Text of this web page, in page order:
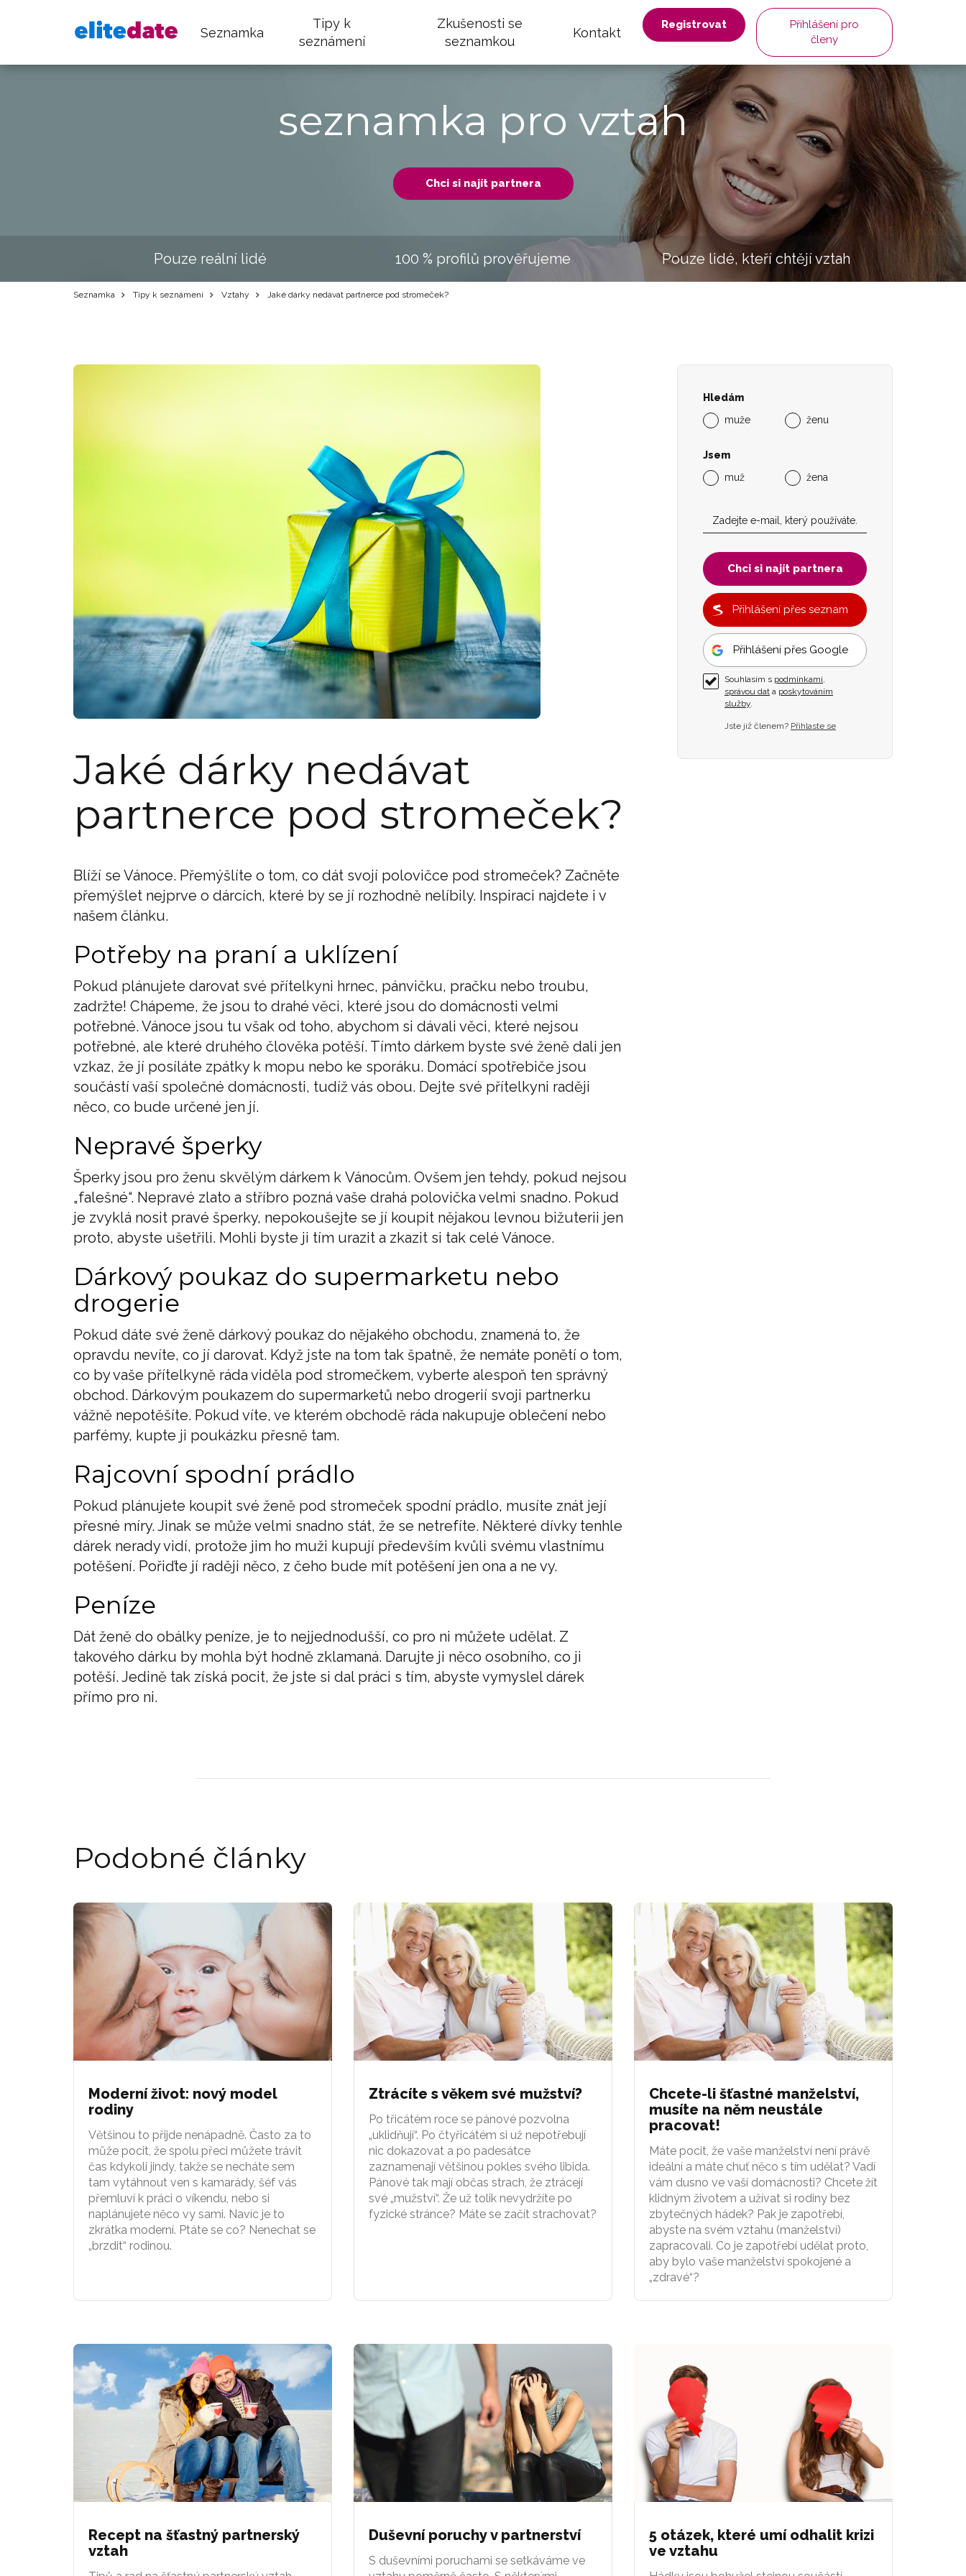
Seznamka
Tipy k
seznámení
Zkušenosti se
seznamkou
Kontakt
Registrovat
Přihlášení pro
členy
seznamka pro vztah
Chci si najít partnera
Pouze reální lidé 100 % profilů prověřujeme Pouze lidé, kteří chtějí vztah
Seznamka Tipy k seznámení Vztahy Jaké dárky nedávat partnerce pod stromeček?
Jaké dárky nedávat
partnerce pod stromeček?
Blíží se Vánoce. Přemýšlíte o tom, co dát svojí polovičce pod stromeček? Začněte
přemýšlet nejprve o dárcích, které by se jí rozhodně nelíbily. Inspiraci najdete i v
našem článku.
Potřeby na praní a uklízení
Pokud plánujete darovat své přítelkyni hrnec, pánvičku, pračku nebo troubu,
zadržte! Chápeme, že jsou to drahé věci, které jsou do domácnosti velmi
potřebné. Vánoce jsou tu však od toho, abychom si dávali věci, které nejsou
potřebné, ale které druhého člověka potěší. Tímto dárkem byste své ženě dali jen
vzkaz, že jí posíláte zpátky k mopu nebo ke sporáku. Domácí spotřebiče jsou
součástí vaší společné domácnosti, tudíž vás obou. Dejte své přítelkyni raději
něco, co bude určené jen jí.
Nepravé šperky
Šperky jsou pro ženu skvělým dárkem k Vánocům. Ovšem jen tehdy, pokud nejsou
„falešné“. Nepravé zlato a stříbro pozná vaše drahá polovička velmi snadno. Pokud
je zvyklá nosit pravé šperky, nepokoušejte se jí koupit nějakou levnou bižuterii jen
proto, abyste ušetřili. Mohli byste ji tím urazit a zkazit si tak celé Vánoce.
Dárkový poukaz do supermarketu nebo
drogerie
Pokud dáte své ženě dárkový poukaz do nějakého obchodu, znamená to, že
opravdu nevíte, co jí darovat. Když jste na tom tak špatně, že nemáte ponětí o tom,
co by vaše přítelkyně ráda viděla pod stromečkem, vyberte alespoň ten správný
obchod. Dárkovým poukazem do supermarketů nebo drogerií svoji partnerku
vážně nepotěšíte. Pokud víte, ve kterém obchodě ráda nakupuje oblečení nebo
parfémy, kupte ji poukázku přesně tam.
Rajcovní spodní prádlo
Pokud plánujete koupit své ženě pod stromeček spodní prádlo, musíte znát její
přesné míry. Jinak se může velmi snadno stát, že se netrefíte. Některé dívky tenhle
dárek nerady vidí, protože jim ho muži kupují především kvůli svému vlastnímu
potěšení. Pořiďte jí raději něco, z čeho bude mít potěšení jen ona a ne vy.
Peníze
Dát ženě do obálky peníze, je to nejjednodušší, co pro ni můžete udělat. Z
takového dárku by mohla být hodně zklamaná. Darujte ji něco osobního, co ji
potěší. Jedině tak získá pocit, že jste si dal práci s tím, abyste vymyslel dárek
přímo pro ni.
Hledám
muže
ženu
Jsem
muž
žena
Chci si najít partnera
Přihlášení přes seznam
Přihlášení přes Google
Souhlasím s podmínkami,
správou dat a poskytováním
služby.
Jste již členem? Přihlaste se
Podobné články
Moderní život: nový model
rodiny
Většinou to přijde nenápadně. Často za to
může pocit, že spolu přeci můžete trávit
čas kdykoli jindy, takže se necháte sem
tam vytáhnout ven s kamarády, šéf vás
přemluví k práci o víkendu, nebo si
naplánujete něco vy sami. Navíc je to
zkrátka moderní. Ptáte se co? Nenechat se
„brzdit“ rodinou.
Ztrácíte s věkem své mužství?
Po třicátém roce se pánové pozvolna
„uklidňují“. Po čtyřicátém si už nepotřebují
nic dokazovat a po padesátce
zaznamenají většinou pokles svého libida.
Pánové tak mají občas strach, že ztrácejí
své „mužství“. Že už tolik nevydržíte po
fyzické stránce? Máte se začít strachovat?
Chcete-li šťastné manželství,
musíte na něm neustále
pracovat!
Máte pocit, že vaše manželství není právě
ideální a máte chuť něco s tím udělat? Vadí
vám dusno ve vaší domácnosti? Chcete žít
klidným životem a užívat si rodiny bez
zbytečných hádek? Pak je zapotřebí,
abyste na svém vztahu (manželství)
zapracovali. Co je zapotřebí udělat proto,
aby bylo vaše manželství spokojené a
„zdravé“?
Recept na šťastný partnerský
vztah
Duševní poruchy v partnerství
S duševními poruchami se setkáváme ve
5 otázek, které umí odhalit krizi
ve vztahu